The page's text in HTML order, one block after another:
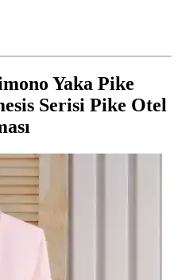
Yaka Pike
Serisi Pike Otel